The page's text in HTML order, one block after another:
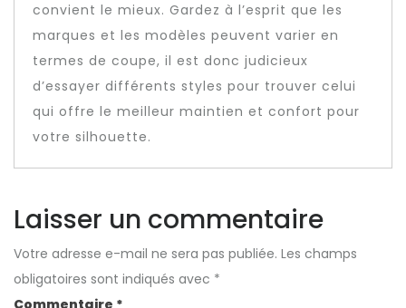
convient le mieux. Gardez à l’esprit que les
marques et les modèles peuvent varier en
termes de coupe, il est donc judicieux
d’essayer différents styles pour trouver celui
qui offre le meilleur maintien et confort pour
votre silhouette.
Laisser un commentaire
Votre adresse e-mail ne sera pas publiée. Les champs
obligatoires sont indiqués avec *
Commentaire *